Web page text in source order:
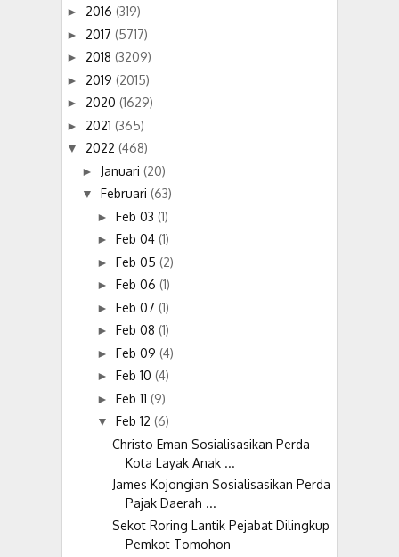
► 2016 (319)
► 2017 (5717)
► 2018 (3209)
► 2019 (2015)
► 2020 (1629)
► 2021 (365)
▼ 2022 (468)
► Januari (20)
▼ Februari (63)
► Feb 03 (1)
► Feb 04 (1)
► Feb 05 (2)
► Feb 06 (1)
► Feb 07 (1)
► Feb 08 (1)
► Feb 09 (4)
► Feb 10 (4)
► Feb 11 (9)
▼ Feb 12 (6)
Christo Eman Sosialisasikan Perda
Kota Layak Anak ...
James Kojongian Sosialisasikan Perda
Pajak Daerah ...
Sekot Roring Lantik Pejabat Dilingkup
Pemkot Tomohon